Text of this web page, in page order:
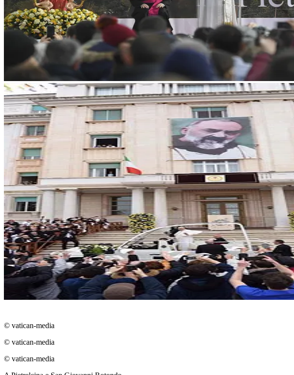
© vatican-media
© vatican-media
© vatican-media